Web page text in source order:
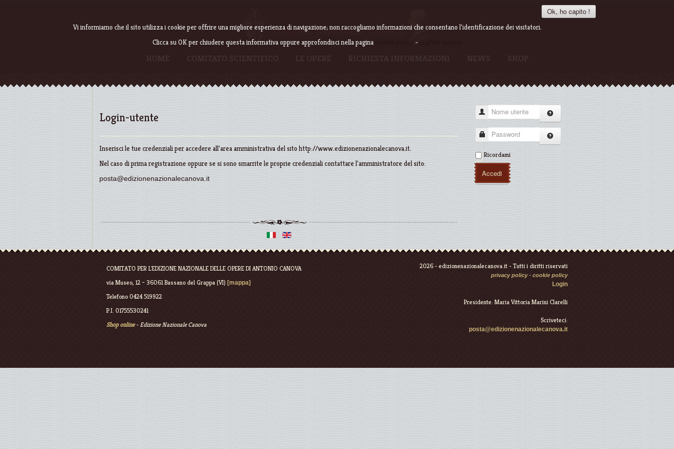
Vi informiamo che il sito utilizza i cookie per offrire una migliore esperienza di navigazione; non raccogliamo informazioni che consentano l'identificazione dei visitatori.
Clicca su OK per chiudere questa informativa oppure approfondisci nella pagina
-
Ok, ho capito !
HOME COMITATO SCIENTIFICO LE OPERE RICHIESTA INFORMAZIONI NEWS SHOP
Login-utente
Inserisci le tue credenziali per accedere all'area amministrativa del sitohttp://www.edizionenazionalecanova.it.
Nel caso di prima registrazione oppure se si sono smarrite le proprie credenziali contattare l'amministratore del sito:
posta@edizionenazionalecanova.it
Nome utente
Password
Ricordami
Accedi
COMITATO PER L'EDIZIONE NAZIONALE DELLE OPERE DI ANTONIO CANOVA
via Museo, 12 – 36061 Bassano del Grappa (VI) [mappa]
Telefono 0424 519922
P.I. 01755530241
Shop online- Edizione Nazionale Canova
2026 - edizionenazionalecanova.it - Tutti i diritti riservati
privacy policy- cookie policy
Login
Presidente: Maria Vittoria Marini Clarelli
Scriveteci:
posta@edizionenazionalecanova.it